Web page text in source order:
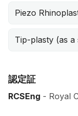
Piezo
Tip-plasty (as a
認定証
RCSEng - Royal